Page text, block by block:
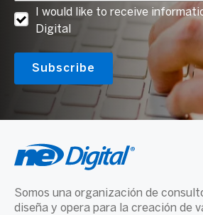
I would like to receive
Digital
Somos una organización de
diseña y opera para la creación de